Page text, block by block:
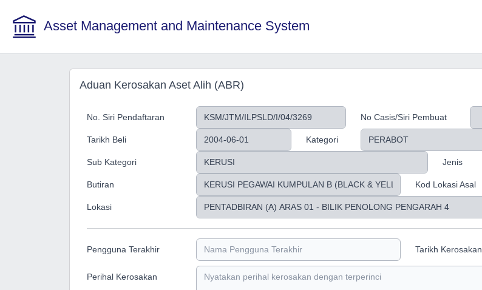
Asset Management and Maintenance System
Aduan Kerosakan Aset Alih (ABR)
No. Siri Pendaftaran No Casis/Siri Pembuat
Tarikh Beli Kategori
Sub Kategori Jenis
Butiran Kod Lokasi Asal
Lokasi
Pengguna Terakhir Tarikh Kerosakan
Perihal Kerosakan